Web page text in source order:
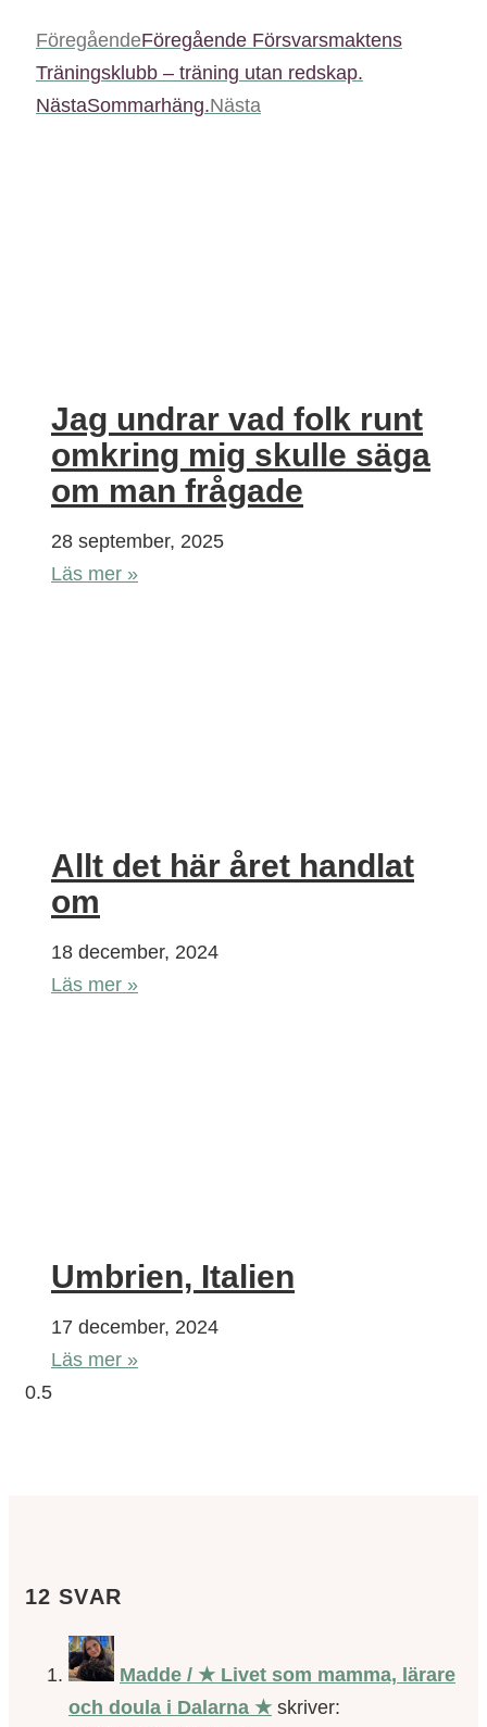
FöregåendeFöregående Försvarsmaktens
Träningsklubb – träning utan redskap.
NästaSommarhäng.Nästa
Jag undrar vad folk runt
omkring mig skulle säga
om man frågade
28 september, 2025
Läs mer »
Allt det här året handlat
om
18 december, 2024
Läs mer »
Umbrien, Italien
17 december, 2024
Läs mer »
12 SVAR
Madde / ★ Livet som mamma, lärare
och doula i Dalarna ★ skriver: